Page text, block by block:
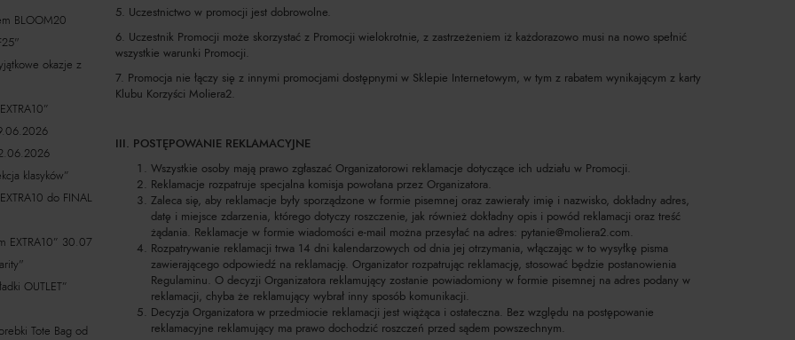
BLOOM20
okazje z
klasyków”
do FINAL
EXTRA10” 30.07
OUTLET”
Tote Bag od
5. Uczestnictwo w promocji jest dobrowolne.
6. Uczestnik Promocji może skorzystać z Promocji wielokrotnie, z zastrzeżeniem iż każdorazowo musi na nowo spełnić
wszystkie warunki Promocji.
7. Promocja nie łączy się z innymi promocjami dostępnymi w Sklepie Internetowym, w tym z rabatem wynikającym z karty
Klubu Korzyści Moliera2.
III. POSTĘPOWANIE REKLAMACYJNE
Wszystkie osoby mają prawo zgłaszać Organizatorowi reklamacje dotyczące ich udziału w Promocji.
Reklamacje rozpatruje specjalna komisja powołana przez Organizatora.
Zaleca się, aby reklamacje były sporządzone w formie pisemnej oraz zawierały imię i nazwisko, dokładny adres,
datę i miejsce zdarzenia, którego dotyczy roszczenie, jak również dokładny opis i powód reklamacji oraz treść
żądania. Reklamacje w formie wiadomości e-mail można przesyłać na adres: pytanie@moliera2.com.
Rozpatrywanie reklamacji trwa 14 dni kalendarzowych od dnia jej otrzymania, włączając w to wysyłkę pisma
zawierającego odpowiedź na reklamację. Organizator rozpatrując reklamację, stosować będzie postanowienia
Regulaminu. O decyzji Organizatora reklamujący zostanie powiadomiony w formie pisemnej na adres podany w
reklamacji, chyba że reklamujący wybrał inny sposób komunikacji.
Decyzja Organizatora w przedmiocie reklamacji jest wiążąca i ostateczna. Bez względu na postępowanie
reklamacyjne reklamujący ma prawo dochodzić roszczeń przed sądem powszechnym.